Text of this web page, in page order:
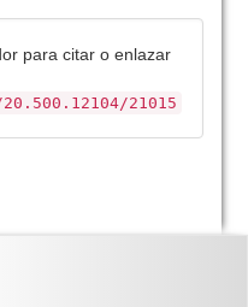
para citar o enlazar
21015